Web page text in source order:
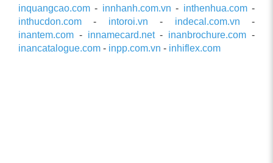
inquangcao.com - innhanh.com.vn - inthenhua.com-
inthucdon.com - intoroi.vn - indecal.com.vn -
inantem.com - innamecard.net- inanbrochure.com -
inancatalogue.com - inpp.com.vn - inhiflex.com